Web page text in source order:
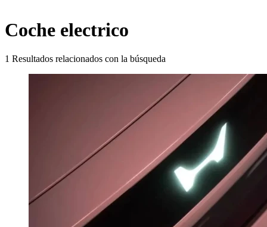
Coche electrico
1 Resultados relacionados con la búsqueda